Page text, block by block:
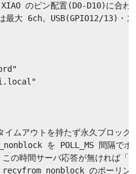
のピン配置(D0-D10)に合わ
6ch。USB(GPIO12/13)・ス
アウトを持たず永久ブロック
を POLL_MS 間隔でポ
の時間サーバ応答が無ければ「
のポーリン